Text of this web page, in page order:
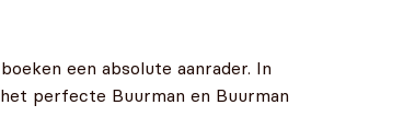
een absolute aanrader. In
perfecte Buurman en Buurman